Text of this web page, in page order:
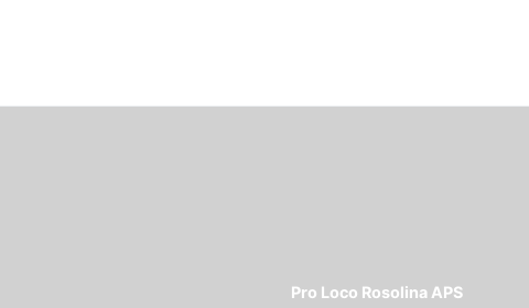
Pro Loco Rosolina APS